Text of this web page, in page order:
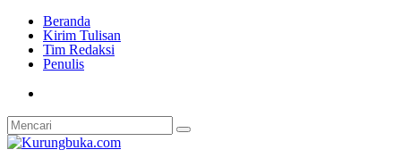
Beranda
Kirim Tulisan
Tim Redaksi
Penulis